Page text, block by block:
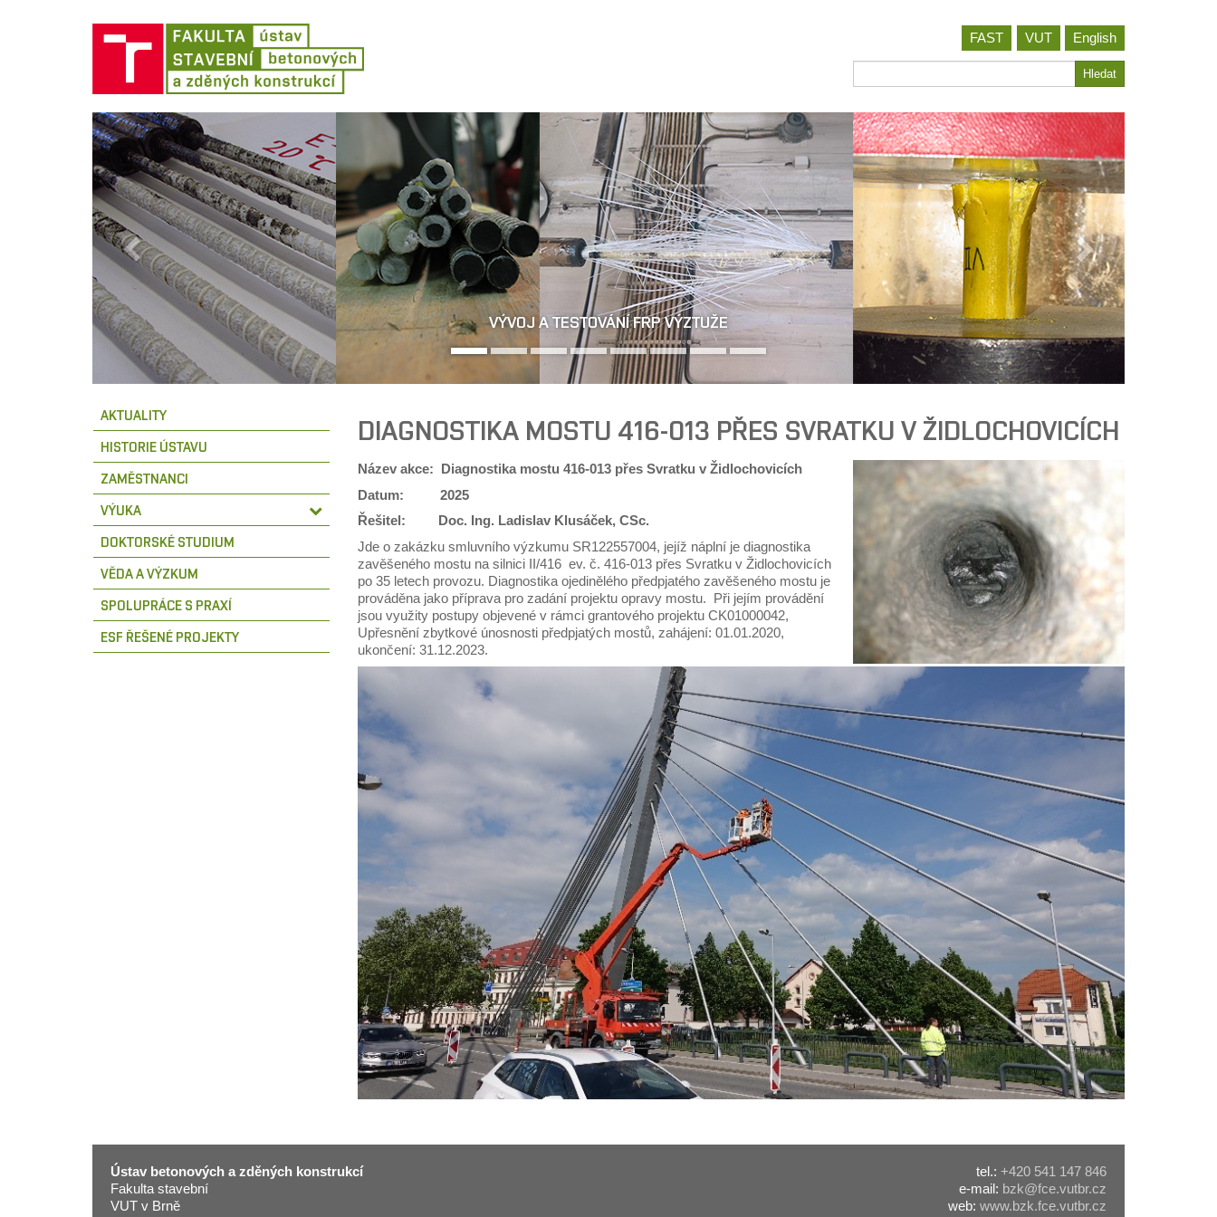
FAST VUT
English
Hledat
REKONSTRUKCE MOSTNÍCH KLENEB
AKTUALITY
HISTORIE ÚSTAVU
ZAMĚSTNANCI
VÝUKA
DOKTORSKÉ STUDIUM
VĚDA A VÝZKUM
SPOLUPRÁCE S PRAXÍ
ESF ŘEŠENÉ PROJEKTY
DIAGNOSTIKA MOSTU 416-013 PŘES SVRATKU V ŽIDLOCHOVICÍCH
Název akce: Diagnostika mostu 416-013 přes Svratku v Židlochovicích
Datum: 2025
Řešitel: Doc. Ing. Ladislav Klusáček, CSc.
Jde o zakázku smluvního výzkumu SR122557004, jejíž náplní je diagnostika
zavěšeného mostu na silnici II/416 ev. č. 416-013 přes Svratku v Židlochovicích
po 35 letech provozu. Diagnostika ojedinělého předpjatého zavěšeného mostu je
prováděna jako příprava pro zadání projektu opravy mostu. Při jejím provádění
jsou využity postupy objevené v rámci grantového projektu CK01000042,
Upřesnění zbytkové únosnosti předpjatých mostů, zahájení: 01.01.2020,
ukončení: 31.12.2023.
Ústav betonových a zděných konstrukcí
Fakulta stavební
VUT v Brně
tel.: +420 541 147 846
e-mail: bzk@fce.vutbr.cz
web: www.bzk.fce.vutbr.cz